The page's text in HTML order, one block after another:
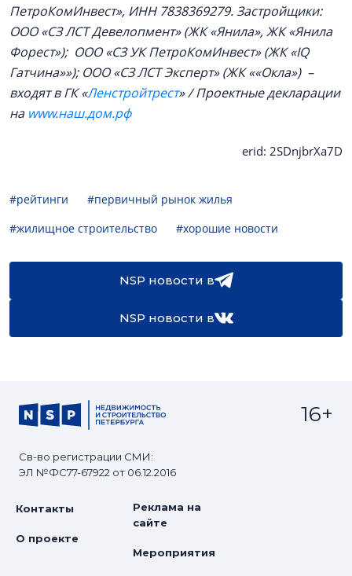
ПетроКомИнвест», ИНН 7838369279. Застройщики:
ООО «СЗ ЛСТ Девелопмент» (ЖК «Янила», ЖК «Янила
Форест»); ООО «СЗ УК ПетроКомИнвест» (ЖК «IQ
Гатчина»»); ООО «СЗ ЛСТ Эксперт» (ЖК ««Окла») –
входят в ГК «Ленстройтрест» / Проектные декларации
на www.наш.дом.рф
erid: 2SDnjbrXa7D
#рейтинги
#первичный рынок жилья
#жилищное строительство
#хорошие новости
NSP новости в
NSP новости в
Св-во регистрации СМИ:
ЭЛ №ФС77-67922 от 06.12.2016
16+
Контакты
О проекте
Реклама на
сайте
Мероприятия